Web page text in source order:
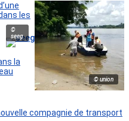
© union
les
©
seeg
la
compagnie de transport